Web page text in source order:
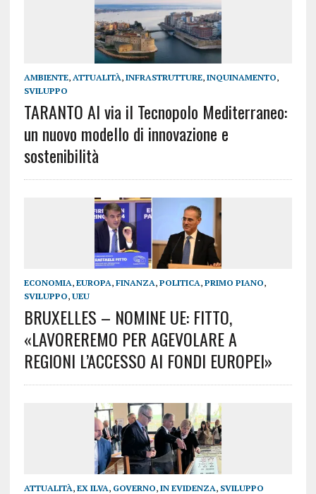
AMBIENTE, ATTUALITÀ, INFRASTRUTTURE, INQUINAMENTO,
SVILUPPO
TARANTO Al via il Tecnopolo Mediterraneo:
un nuovo modello di innovazione e
sostenibilità
ECONOMIA, EUROPA, FINANZA, POLITICA, PRIMO PIANO,
SVILUPPO, UEU
BRUXELLES – NOMINE UE: FITTO,
«LAVOREREMO PER AGEVOLARE A
REGIONI L’ACCESSO AI FONDI EUROPEI»
ATTUALITÀ, EX ILVA, GOVERNO, IN EVIDENZA, SVILUPPO